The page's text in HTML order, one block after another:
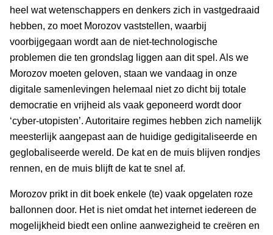
heel wat wetenschappers en denkers zich in vastgedraaid
hebben, zo moet Morozov vaststellen, waarbij
voorbijgegaan wordt aan de niet-technologische
problemen die ten grondslag liggen aan dit spel. Als we
Morozov moeten geloven, staan we vandaag in onze
digitale samenlevingen helemaal niet zo dicht bij totale
democratie en vrijheid als vaak geponeerd wordt door
‘cyber-utopisten’. Autoritaire regimes hebben zich namelijk
meesterlijk aangepast aan de huidige gedigitaliseerde en
geglobaliseerde wereld. De kat en de muis blijven rondjes
rennen, en de muis blijft de kat te snel af.
Morozov prikt in dit boek enkele (te) vaak opgelaten roze
ballonnen door. Het is niet omdat het internet iedereen de
mogelijkheid biedt een online aanwezigheid te creëren en